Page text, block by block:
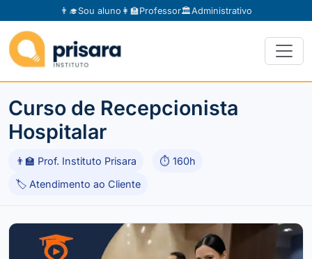
👨‍🎓Sou aluno 👩‍🏫Professor🏛️Administrativo
Curso de Recepcionista
Hospitalar
👨‍🏫 Prof. Instituto Prisara
⏱ 160h
🏷 Atendimento ao Cliente